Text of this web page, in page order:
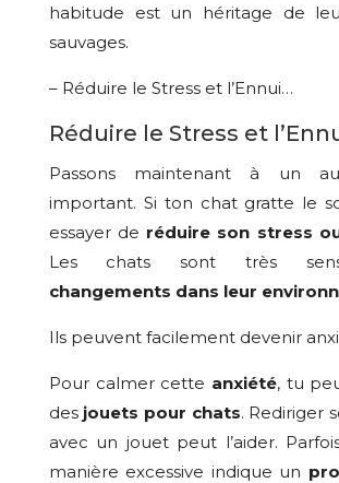
habitude est un héritage de
sauvages.
– Réduire le Stress et l’Ennui…
Réduire le Stress et
Passons maintenant à un
important. Si ton chat gratte le
essayer de réduire son stress
Les chats sont très
changements dans leur
Ils peuvent facilement devenir
Pour calmer cette anxiété, tu
des jouets pour chats. Rediriger
avec un jouet peut l’aider.
manière excessive indique un